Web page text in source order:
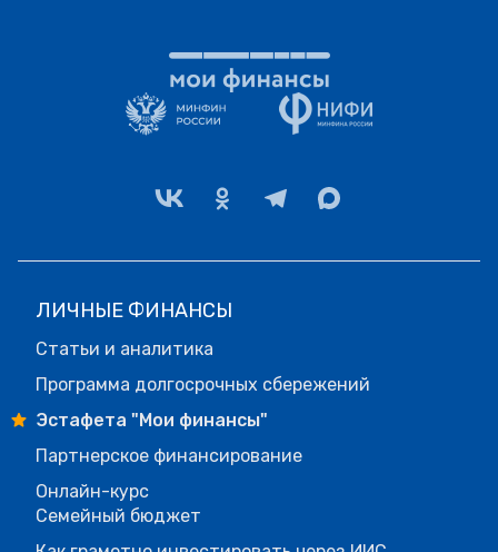
ЛИЧНЫЕ ФИНАНСЫ
Статьи и аналитика
Программа долгосрочных сбережений
Эстафета "Мои финансы"
Партнерское финансирование
Онлайн-курс
Семейный бюджет